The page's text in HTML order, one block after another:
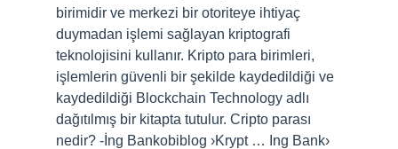
birimidir ve merkezi bir otoriteye ihtiyaç
duymadan işlemi sağlayan kriptografi
teknolojisini kullanır. Kripto para birimleri,
işlemlerin güvenli bir şekilde kaydedildiği ve
kaydedildiği Blockchain Technology adlı
dağıtılmış bir kitapta tutulur. Cripto parası
nedir? -İng Bankobiblog ›Krypt … Ing Bank›